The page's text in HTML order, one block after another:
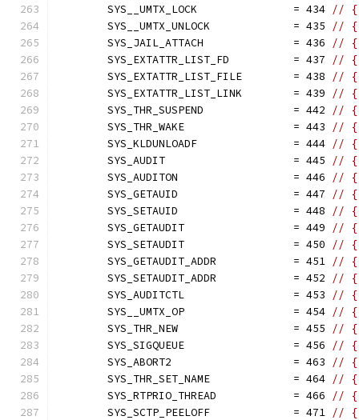
	SYS__UMTX_LOCK               = 434
// {
	SYS__UMTX_UNLOCK             = 435
// {
	SYS_JAIL_ATTACH              = 436
// {
	SYS_EXTATTR_LIST_FD          = 437
// {
	SYS_EXTATTR_LIST_FILE        = 438
// {
	SYS_EXTATTR_LIST_LINK        = 439
// {
	SYS_THR_SUSPEND              = 442
// {
	SYS_THR_WAKE                 = 443
// {
	SYS_KLDUNLOADF               = 444
// {
	SYS_AUDIT                    = 445
// {
	SYS_AUDITON                  = 446
// {
	SYS_GETAUID                  = 447
// {
	SYS_SETAUID                  = 448
// {
	SYS_GETAUDIT                 = 449
// {
	SYS_SETAUDIT                 = 450
// {
	SYS_GETAUDIT_ADDR            = 451
// {
	SYS_SETAUDIT_ADDR            = 452
// {
	SYS_AUDITCTL                 = 453
// {
	SYS__UMTX_OP                 = 454
// {
	SYS_THR_NEW                  = 455
// {
	SYS_SIGQUEUE                 = 456
// {
	SYS_ABORT2                   = 463
// {
	SYS_THR_SET_NAME             = 464
// {
	SYS_RTPRIO_THREAD            = 466
// {
	SYS_SCTP_PEELOFF             = 471
// {